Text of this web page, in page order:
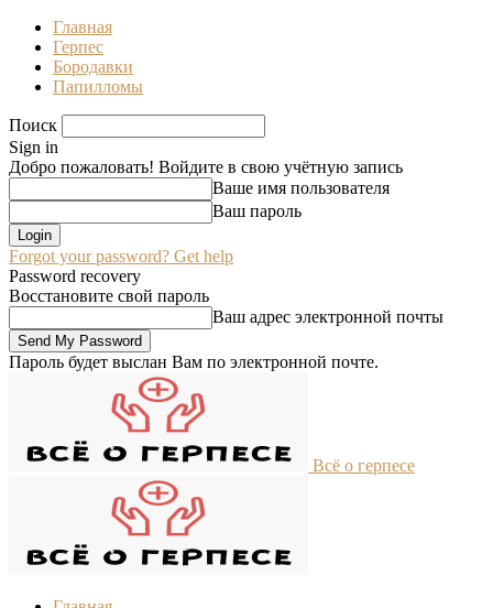
Главная
Герпес
Бородавки
Папилломы
Поиск
Sign in
Добро пожаловать! Войдите в свою учётную запись
Ваше имя пользователя
Ваш пароль
Forgot your password? Get help
Password recovery
Восстановите свой пароль
Ваш адрес электронной почты
Пароль будет выслан Вам по электронной почте.
Всё о герпесе